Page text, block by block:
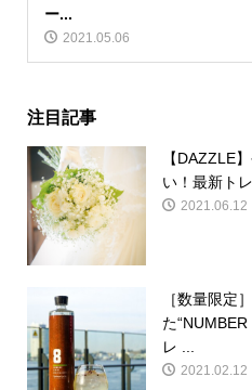
ー...
2021.05.06
注目記事
【DAZZLE
い！最新ト
2021.06.12
［数量限定
た
レ ...
2021.02.12